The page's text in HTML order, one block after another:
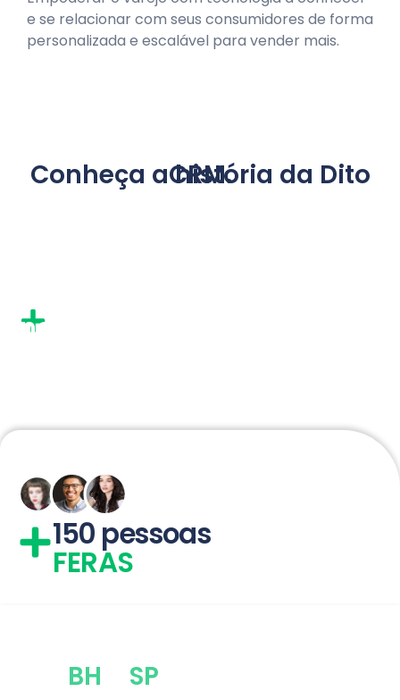
e se relacionar com seus consumidores de forma
personalizada e escalável para vender mais.
Conheça a história da Dito CRM.
no mercado
150 pessoas
FERAS
Escritórios
BH SP